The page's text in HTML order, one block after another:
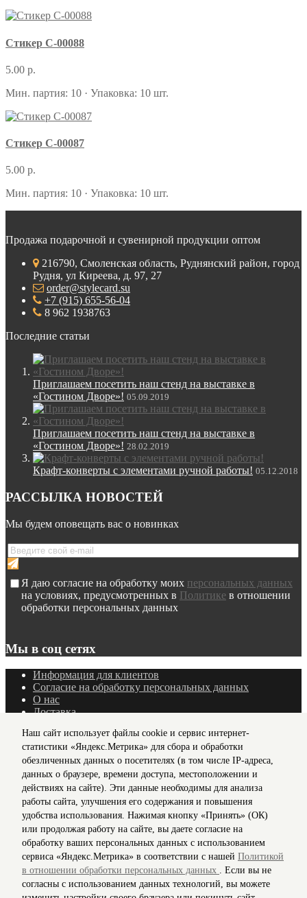
Стикер С-00088
5.00 р.
Мин. партия: 10 · Упаковка: 10 шт.
Стикер С-00087
5.00 р.
Мин. партия: 10 · Упаковка: 10 шт.
Продажа подарочной и сувенирной продукции оптом
216790, Смоленская область, Руднянский район, город
Рудня, ул Киреева, д. 97, 27
order@stylecard.su
+7 (915) 655-56-04
8 962 1938763
Последние статьи
Приглашаем посетить наш стенд на выставке в
«Гостином Дворе»! 05.09.2019
Приглашаем посетить наш стенд на выставке в
«Гостином Дворе»! 28.02.2019
Крафт-конверты с элементами ручной работы! 05.12.2018
РАССЫЛКА НОВОСТЕЙ
Мы будем оповещать вас о новинках
Я даю согласие на обработку моих персональных данных
на условиях, предусмотренных в Политике в отношении
обработки персональных данных
Мы в соц сетях
Информация для клиентов
Согласие на обработку персональных данных
О нас
Доставка
Условия соглашения
Контакты
Карта сайта
Рассылка
© 2018-2026 Stylecard.su. Все права защищены.
Наш сайт использует файлы cookie и сервис интернет-
статистики «Яндекс.Метрика» для сбора и обработки
обезличенных данных о посетителях (в том числе IP-адреса,
данных о браузере, времени доступа, местоположении и
действиях на сайте). Эти данные необходимы для анализа
работы сайта, улучшения его содержания и повышения
удобства использования. Нажимая кнопку «Принять» (ОК)
или продолжая работу на сайте, вы даете согласие на
обработку ваших персональных данных с использованием
сервиса «Яндекс.Метрика» в соответствии с нашей Политикой
в отношении обработки персональных данных . Если вы не
согласны с использованием данных технологий, вы можете
Получить образцы
Отправить